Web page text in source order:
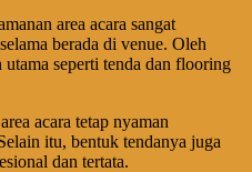
area acara sangat
berada di venue. Oleh
seperti tenda dan flooring
acara tetap nyaman
itu, bentuk tendanya juga
dan tertata.